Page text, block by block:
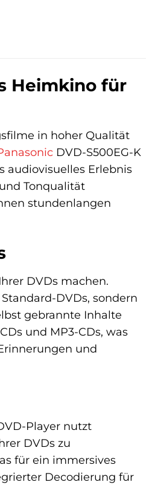
Heimkino für
in hoher Qualität
DVD-S500EG-K
audiovisuelles Erlebnis
Tonqualität
stundenlangen
DVDs machen.
DVDs, sondern
gebrannte Inhalte
und MP3-CDs, was
und
Player nutzt
DVDs zu
für ein immersives
Decodierung für